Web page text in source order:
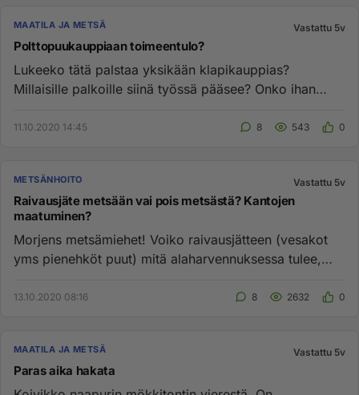
MAATILA JA METSÄ Vastattu 5v
Polttopuukauppiaan toimeentulo?
Lukeeko tätä palstaa yksikään klapikauppias?
Millaisille palkoille siinä työssä pääsee? Onko ihan
11.10.2020 14:45 8 543 0
METSÄNHOITO Vastattu 5v
Raivausjäte metsään vai pois metsästä? Kantojen
maatuminen?
Morjens metsämiehet! Voiko raivausjätteen (vesakot
yms pienehköt puut) mitä alaharvennuksessa tulee,
13.10.2020 08:16 8 2632 0
MAATILA JA METSÄ Vastattu 5v
Paras aika hakata